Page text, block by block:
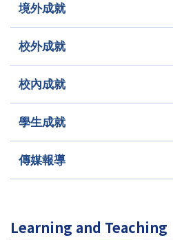
境外成就
校外成就
校內成就
學生成就
傳媒報導
Learning and Teaching